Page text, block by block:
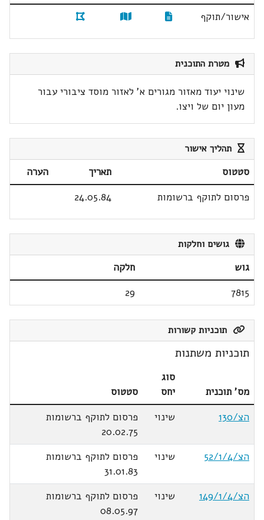
אישור/תוקף
מטרת התוכנית
שינוי יעוד מאזור מגורים א' לאזור מוסד ציבורי עבור
מעון יום של ויצו.
תהליך אישור
סטטוס תאריך
הערה
פרסום לתוקף ברשומות
24.05.84
גושים וחלקות
גוש
חלקה
7815
29
תוכניות קשורות
תוכניות משתנות
מס' תוכנית
סוג
יחס
סטטוס
הצ/130
שינוי
פרסום לתוקף ברשומות
20.02.75
הצ/52/1/4
שינוי
פרסום לתוקף ברשומות
31.01.83
הצ/149/1/4
שינוי
פרסום לתוקף ברשומות
08.05.97